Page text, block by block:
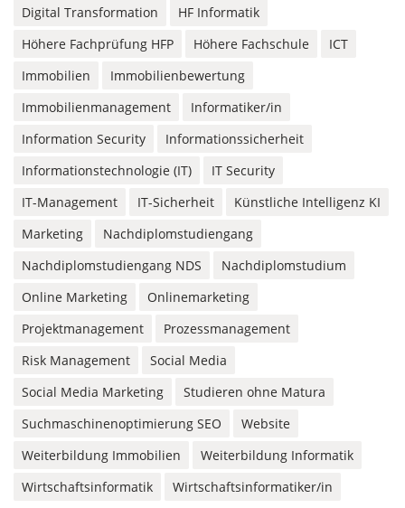
Digital Transformation
HF Informatik
Höhere Fachprüfung HFP
Höhere Fachschule
ICT
Immobilien
Immobilienbewertung
Immobilienmanagement
Informatiker/in
Information Security
Informationssicherheit
Informationstechnologie (IT)
IT Security
IT-Management
IT-Sicherheit
Künstliche Intelligenz KI
Marketing
Nachdiplomstudiengang
Nachdiplomstudiengang NDS
Nachdiplomstudium
Online Marketing
Onlinemarketing
Projektmanagement
Prozessmanagement
Risk Management
Social Media
Social Media Marketing
Studieren ohne Matura
Suchmaschinenoptimierung SEO
Website
Weiterbildung Immobilien
Weiterbildung Informatik
Wirtschaftsinformatik
Wirtschaftsinformatiker/in